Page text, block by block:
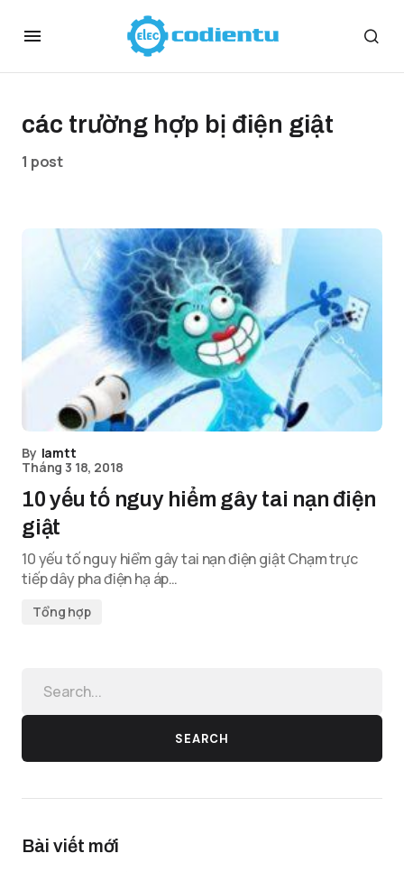
các trường hợp bị điện giật
1 post
By lamtt
Tháng 3 18, 2018
10 yếu tố nguy hiểm gây tai nạn điện
giật
10 yếu tố nguy hiểm gây tai nạn điện giật Chạm trực
tiếp dây pha điện hạ áp…
Tổng hợp
SEARCH
Bài viết mới